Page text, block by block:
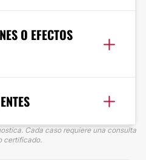
O EFECTOS
Cada caso requiere una consulta
certificado.